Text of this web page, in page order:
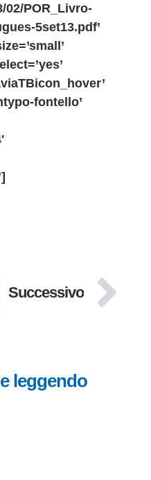
02/POR_Livro-
5set13.pdf’
fontello’
Successivo
leggendo